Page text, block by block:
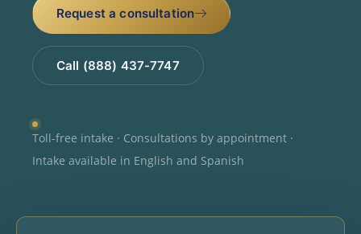
Request a consultation
Call (888) 437-7747
Toll-free intake · Consultations by appointment ·
Intake available in English and Spanish